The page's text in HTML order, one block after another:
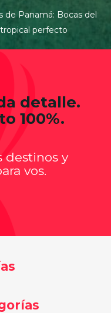
de Panamá: Bocas del
perfecto
detalle.
100%.
destinos y
vos.